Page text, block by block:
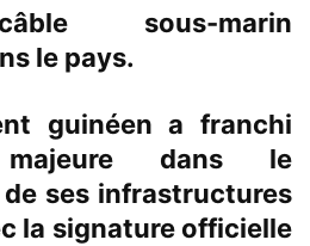
sous-marin
le pays.
guinéen a franchi
dans le
ses infrastructures
la signature officielle